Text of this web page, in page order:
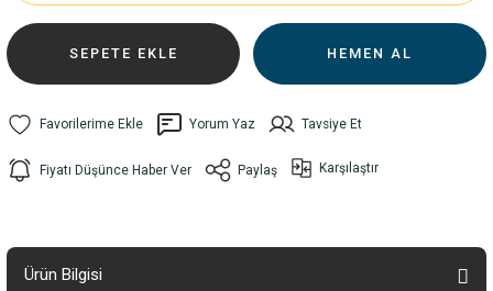
SEPETE EKLE HEMEN AL
Yorum Yaz Tavsiye Et
Fiyatı Düşünce Haber Ver Paylaş Karşılaştır
Ürün Bilgisi